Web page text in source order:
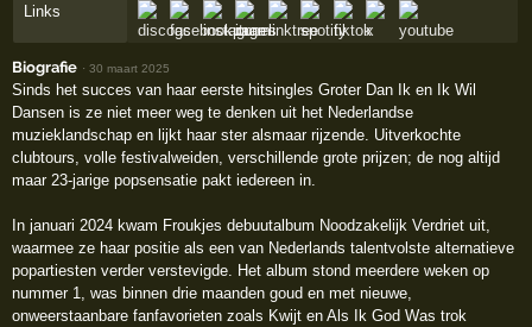
Links
Biografie ·30 maart 2025
Sinds het succes van haar eerste hitsingles Groter Dan Ik en Ik Wil
Dansen is ze niet meer weg te denken uit het Nederlandse
muzieklandschap en lijkt haar ster alsmaar rijzende. Uitverkochte
clubtours, volle festivalweiden, verschillende grote prijzen; de nog altijd
maar 23-jarige popsensatie pakt iedereen in.
In januari 2024 kwam Froukjes debuutalbum Noodzakelijk Verdriet uit,
waarmee ze haar positie als een van Nederlands talentvolste alternatieve
popartiesten verder verstevigde. Het album stond meerdere weken op
nummer 1, was binnen drie maanden goud en met nieuwe,
onweerstaanbare fanfavorieten zoals Kwijt en Als Ik God Was trok